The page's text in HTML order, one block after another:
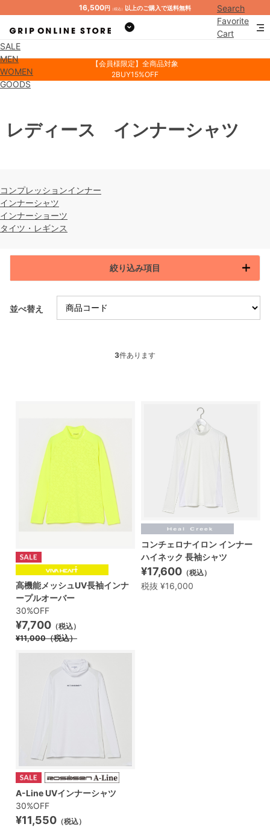
16,500円 （税込） 以上のご購入で送料無料
Search
Favorite
Cart
SALE
MEN
WOMEN
GOODS
【会員様限定】全商品対象
2BUY15%OFF
レディース インナーシャツ
コンプレッションインナー
インナーシャツ
インナーショーツ
タイツ・レギンス
絞り込み項目
並べ替え
3件あります
高機能メッシュUV長袖インナ
ープルオーバー
30%OFF
¥7,700 （税込）
¥11,000（税込）
コンチェロナイロン インナー
ハイネック 長袖シャツ
¥17,600 （税込）
税抜 ¥16,000
A-Line UVインナーシャツ
30%OFF
¥11,550 （税込）